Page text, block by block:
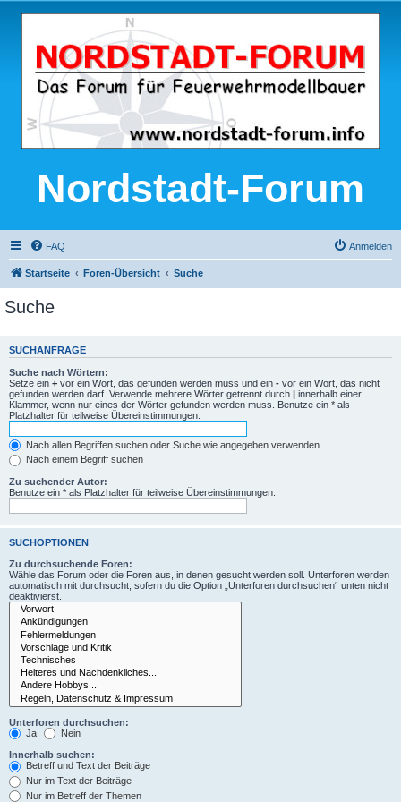
Nordstadt-Forum
FAQ Anmelden
Startseite Foren-Übersicht Suche
Suche
SUCHANFRAGE
Suche nach Wörtern:
Setze ein + vor ein Wort, das gefunden werden muss und ein - vor ein Wort, das nicht
gefunden werden darf. Verwende mehrere Wörter getrennt durch | innerhalb einer
Klammer, wenn nur eines der Wörter gefunden werden muss. Benutze ein * als
Platzhalter für teilweise Übereinstimmungen.
Nach allen Begriffen suchen oder Suche wie angegeben verwenden
Nach einem Begriff suchen
Zu suchender Autor:
Benutze ein * als Platzhalter für teilweise Übereinstimmungen.
SUCHOPTIONEN
Zu durchsuchende Foren:
Wähle das Forum oder die Foren aus, in denen gesucht werden soll. Unterforen werden
automatisch mit durchsucht, sofern du die Option „Unterforen durchsuchen“ unten nicht
deaktivierst.
Unterforen durchsuchen:
Ja
Nein
Innerhalb suchen:
Betreff und Text der Beiträge
Nur im Text der Beiträge
Nur im Betreff der Themen